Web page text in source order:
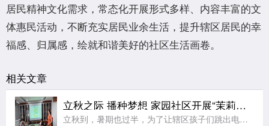
居民精神文化需求，常态化开展形式多样、内容丰富的文
体惠民活动，不断充实居民业余生活，提升辖区居民的幸
福感、归属感，绘就和谐美好的社区生活画卷。
相关文章
立秋之际 播种梦想 家园社区开展“茉莉花开”七彩夏日节气亲子活动
立秋到，暑期也过半，为了让辖区孩子们跳出电子屏幕、沉浸式感受传统节气文化的独特魅力，同时绷紧暑期安全防护弦，在亲子协作中收获充实又安心的暑期记忆，近日，江宁区秣陵街道家园社区在三楼活动空间顺利开展“立